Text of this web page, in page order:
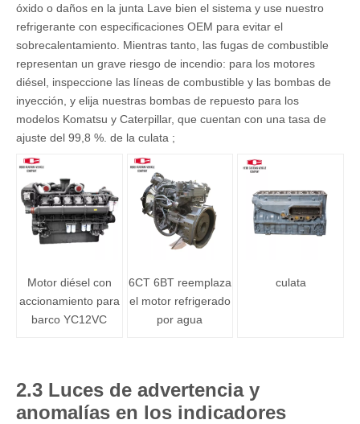
óxido o daños en la junta Lave bien el sistema y use nuestro
refrigerante con especificaciones OEM para evitar el
sobrecalentamiento. Mientras tanto, las fugas de combustible
representan un grave riesgo de incendio: para los motores
diésel, inspeccione las líneas de combustible y las bombas de
inyección, y elija nuestras bombas de repuesto para los
modelos Komatsu y Caterpillar, que cuentan con una tasa de
ajuste del 99,8 %. de la culata ;
Motor diésel con
accionamiento para
barco YC12VC
6CT 6BT reemplaza
el motor refrigerado
por agua
culata
2.3 Luces de advertencia y
anomalías en los indicadores